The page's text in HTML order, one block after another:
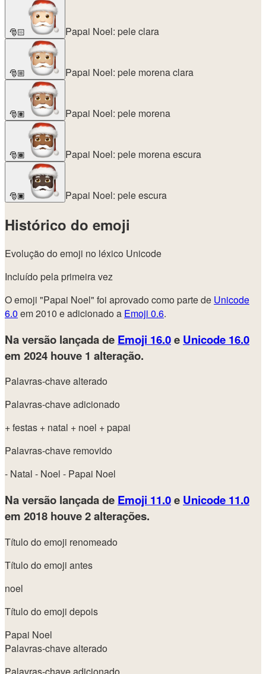
🎅🏻 Papai Noel: pele clara
🎅🏼 Papai Noel: pele morena clara
🎅🏽 Papai Noel: pele morena
🎅🏾 Papai Noel: pele morena escura
🎅🏿 Papai Noel: pele escura
Histórico do emoji
Evolução do emoji no léxico Unicode
Incluído pela primeira vez
O emoji "Papai Noel" foi aprovado como parte de Unicode
6.0 em 2010 e adicionado a Emoji 0.6.
Na versão lançada de Emoji 16.0e Unicode 16.0
em 2024 houve 1 alteração.
Palavras-chave alterado
Palavras-chave adicionado
+ festas + natal + noel + papai
Palavras-chave removido
- Natal - Noel - Papai Noel
Na versão lançada de Emoji 11.0e Unicode 11.0
em 2018 houve 2 alterações.
Título do emoji renomeado
Título do emoji antes
noel
Título do emoji depois
Papai Noel
Palavras-chave alterado
Palavras-chave adicionado